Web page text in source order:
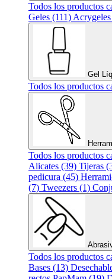
Todos los productos
Geles (111)
Gel
Todos los productos
Todos los productos
Alicates (39) Tijeras
pedicura (45)
(7) Tweezers (1)
Todos los productos
Bases (13)